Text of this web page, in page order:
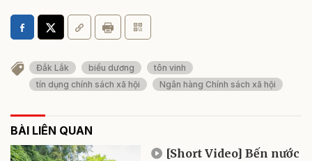
Đắk Lắk biểu dương
tôn vinh
tín dụng chính sách xã hội
Ngân hàng Chính sách xã hội
BÀI LIÊN QUAN
[Short Video] Bến nước